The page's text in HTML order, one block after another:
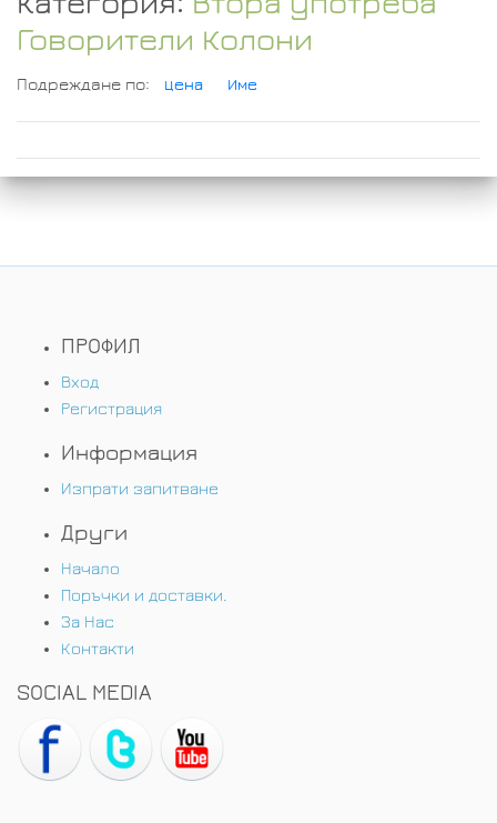
Говорители Колони
Подреждане по: Цена Име
ПРОФИЛ
Вход
Регистрация
Информация
Изпрати запитване
Други
Начало
Поръчки и доставки.
За Нас
Контакти
SOCIAL MEDIA